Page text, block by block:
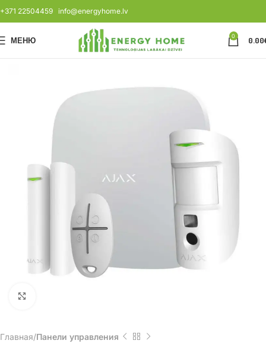
+371 22504459 info@energyhome.lv
МЕНЮ 0 0.00
Главная Панели управления